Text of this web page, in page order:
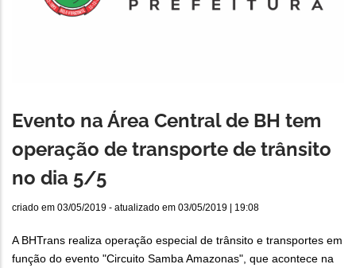
Evento na Área Central de BH tem
operação de transporte de trânsito
no dia 5/5
criado em 03/05/2019 - atualizado em 03/05/2019 | 19:08
A BHTrans realiza operação especial de trânsito e transportes em
função do evento "Circuito Samba Amazonas", que acontece na